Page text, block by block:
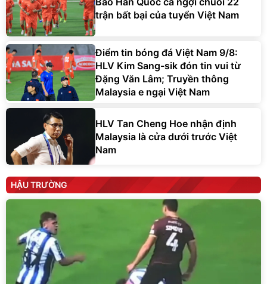
trận bất bại của tuyển Việt Nam
Điểm tin bóng đá Việt Nam 9/8:
HLV Kim Sang-sik đón tin vui từ
Đặng Văn Lâm; Truyền thông
Malaysia e ngại Việt Nam
HLV Tan Cheng Hoe nhận định
Malaysia là cửa dưới trước Việt
Nam
HẬU TRƯỜNG